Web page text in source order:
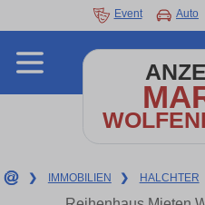
Event Auto
❯ IMMOBILIEN ❯ HALCHTER